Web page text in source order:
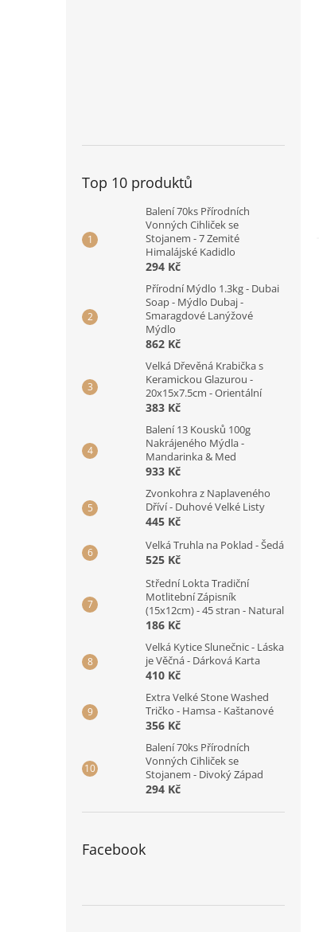
Top 10 produktů
Balení 70ks Přírodních
Vonných Cihliček se
Stojanem - 7 Zemité
Himalájské Kadidlo
294 Kč
Přírodní Mýdlo 1.3kg - Dubai
Soap - Mýdlo Dubaj -
Smaragdové Lanýžové
Mýdlo
862 Kč
Velká Dřevěná Krabička s
Keramickou Glazurou -
20x15x7.5cm - Orientální
383 Kč
Balení 13 Kousků 100g
Nakrájeného Mýdla -
Mandarinka & Med
933 Kč
Zvonkohra z Naplaveného
Dříví - Duhové Velké Listy
445 Kč
Velká Truhla na Poklad - Šedá
525 Kč
Střední Lokta Tradiční
Motlitební Zápisník
(15x12cm) - 45 stran - Natural
186 Kč
Velká Kytice Slunečnic - Láska
je Věčná - Dárková Karta
410 Kč
Extra Velké Stone Washed
Tričko - Hamsa - Kaštanové
356 Kč
Balení 70ks Přírodních
Vonných Cihliček se
Stojanem - Divoký Západ
294 Kč
Facebook